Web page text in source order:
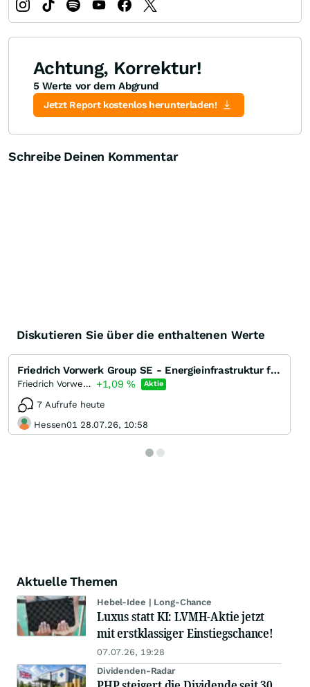
Achtung, Korrektur!
5 Werte vor dem Abgrund
Jetzt Report kostenlos herunterladen!
Schreibe Deinen Kommentar
Diskutieren Sie über die enthaltenen Werte
Friedrich Vorwerk Group SE - Energieinfrastruktur für Wasserstoff und Strom
Friedrich Vorwerk Group +1,09% Aktie
7 Aufrufe heute
Hessen01 28.07.26, 10:58
Aktuelle Themen
Hebel-Idee | Long-Chance
Luxus statt KI: LVMH-Aktie jetzt
mit erstklassiger Einstiegschance!
07.07.26, 19:28
Dividenden-Radar